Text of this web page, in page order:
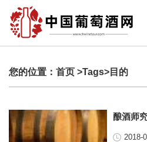
您的位置： 首页 >Tags>目的
酿酒师
2018-